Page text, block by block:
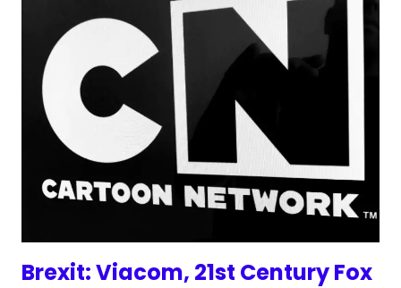
Brexit: Viacom, 21st Century Fox